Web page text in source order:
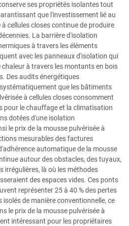
ses propriétés isolantes tout
que l'investissement lié au
cellules closes continue de produire
La barrière d'isolation
à travers les éléments
avec les panneaux d'isolation qui
à travers les montants en bois
Des audits énergétiques
que les bâtiments
à cellules closes consomment
pour le chauffage et la climatisation
dotées d'une isolation
le prix de la mousse pulvérisée à
mesurables des factures
automatique de la mousse
autour des obstacles, des tuyaux,
irrégulières, là où les méthodes
des espaces vides. Ces ponts
représenter 25 à 40 % des pertes
de manière conventionnelle, ce
le prix de la mousse pulvérisée à
intéressant pour les propriétaires